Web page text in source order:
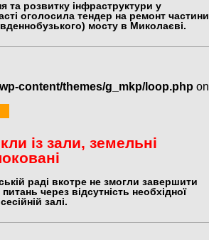
та розвитку інфраструктури у
оголосила тендер на ремонт частини
мосту в Миколаєві.
content/themes/g_mkp/loop.php on
із зали, земельні
раді вкотре не змогли завершити
через відсутність необхідної
залі.